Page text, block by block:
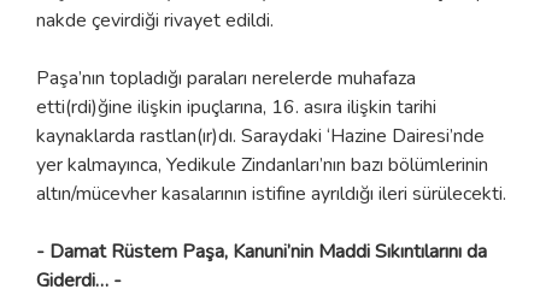
nakde çevirdiği rivayet edildi.
Paşa’nın topladığı paraları nerelerde muhafaza
etti(rdi)ğine ilişkin ipuçlarına, 16. asıra ilişkin tarihi
kaynaklarda rastlan(ır)dı. Saraydaki ‘Hazine Dairesi’nde
yer kalmayınca, Yedikule Zindanları’nın bazı bölümlerinin
altın/mücevher kasalarının istifine ayrıldığı ileri sürülecekti.
- Damat Rüstem Paşa, Kanuni’nin Maddi Sıkıntılarını da
Giderdi… -